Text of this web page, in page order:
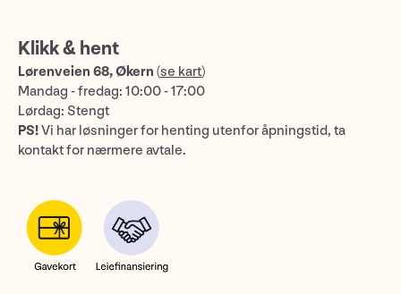
Klikk & hent
Lørenveien 68, Økern (se kart)
Mandag - fredag: 10:00 - 17:00
Lørdag: Stengt
PS!Vi har løsninger for henting utenfor åpningstid, ta
kontakt for nærmere avtale.